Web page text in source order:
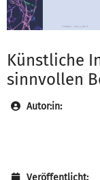
Künstliche
sinnvollen
Autor:in:
Veröffentlicht: